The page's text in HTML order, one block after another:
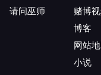
请问巫师
赌博
博客
网站
小说